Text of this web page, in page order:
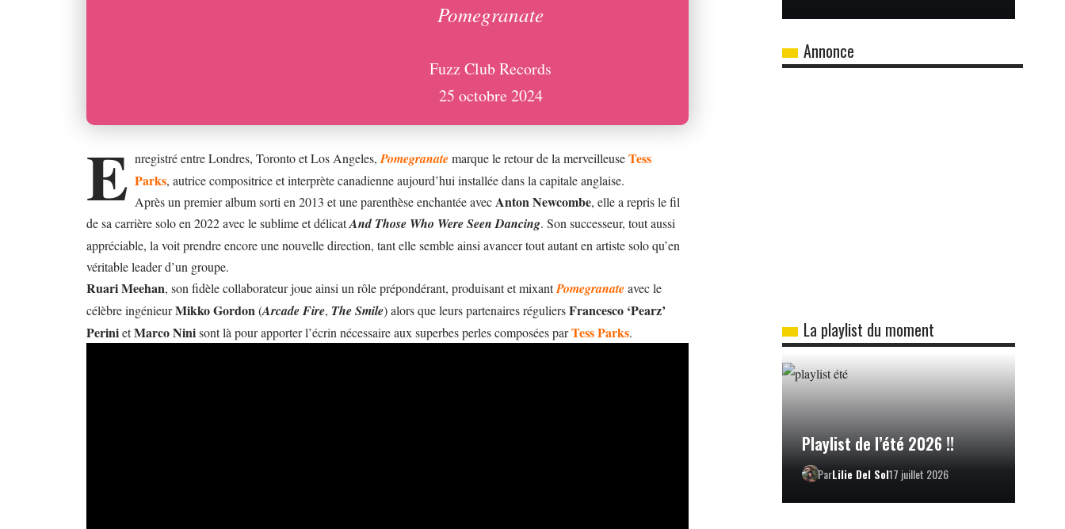
Pomegranate
Fuzz Club Records
25 octobre 2024
E nregistré entre Londres, Toronto et Los Angeles,Pomegranatemarque le retour de la merveilleuseTess
Parks, autrice compositrice et interprète canadienne aujourd’hui installée dans la capitale anglaise.
Après un premier album sorti en 2013 et une parenthèse enchantée avec Anton Newcombe, elle a repris le fil
de sa carrière solo en 2022 avec le sublime et délicatAnd Those Who Were Seen Dancing. Son successeur, tout aussi
appréciable, la voit prendre encore une nouvelle direction, tant elle semble ainsi avancer tout autant en artiste solo qu’en
véritable leader d’un groupe.
Ruari Meehan, son fidèle collaborateur joue ainsi un rôle prépondérant, produisant et mixantPomegranate avec le
célèbre ingénieurMikko Gordon(Arcade Fire, The Smile) alors que leurs partenaires réguliersFrancesco ‘Pearz’
PerinietMarco Ninisont là pour apporter l’écrin nécessaire aux superbes perles composées parTess Parks.
Annonce
La playlist du moment
Playlist de l’été 2026 !!
ParLilie Del Sol17 juillet 2026